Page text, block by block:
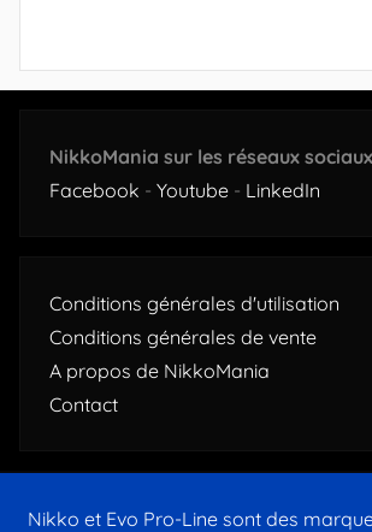
NikkoMania sur les réseaux sociaux
Facebook - Youtube - LinkedIn
Conditions générales d'utilisation
Conditions générales de vente
A propos de NikkoMania
Contact
Nikko et Evo Pro-Line sont des